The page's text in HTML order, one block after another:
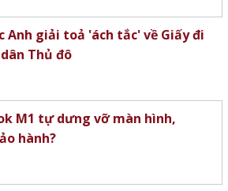
Anh giải toả 'ách tắc' về Giấy đi
Thủ đô
M1 tự dưng vỡ màn hình,
hành?